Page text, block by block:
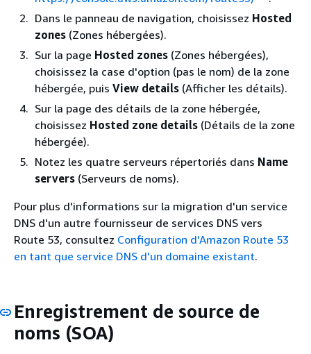
Dans le panneau de navigation, choisissez Hosted
zones (Zones hébergées).
Sur la page Hosted zones (Zones hébergées),
choisissez la case d'option (pas le nom) de la zone
hébergée, puis View details (Afficher les détails).
Sur la page des détails de la zone hébergée,
choisissez Hosted zone details (Détails de la zone
hébergée).
Notez les quatre serveurs répertoriés dans Name
servers (Serveurs de noms).
Pour plus d'informations sur la migration d'un service
DNS d'un autre fournisseur de services DNS vers
Route 53, consultez Configuration d'Amazon Route 53
en tant que service DNS d'un domaine existant.
Enregistrement de source de
noms (SOA)